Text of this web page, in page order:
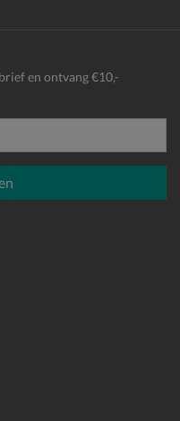
en ontvang €10,-